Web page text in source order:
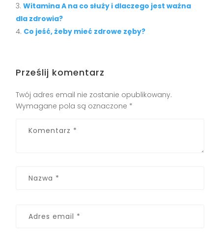
Witamina A na co służy i dlaczego jest ważna
dla zdrowia?
Co jeść, żeby mieć zdrowe zęby?
Prześlij komentarz
Twój adres email nie zostanie opublikowany.
Wymagane pola są oznaczone *